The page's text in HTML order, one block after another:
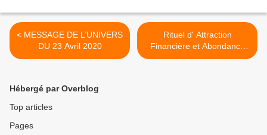
< MESSAGE DE L’UNIVERS
DU 23 Avril 2020
Rituel d' Attraction
Financière et Abondance
Nouvelle Lune en Taureau
Hébergé par Overblog
Top articles
Pages